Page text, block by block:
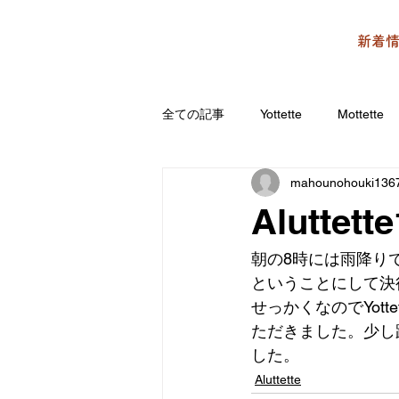
新着
全ての記事 Yottette Mottette
朝の8時には雨降り
ということにして
せっかくなので
ただきました。少
した。
Aluttette